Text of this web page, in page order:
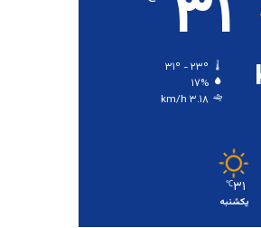
۱۷%
۳.۱۸ km/h
۳۱℃
یکشنبه